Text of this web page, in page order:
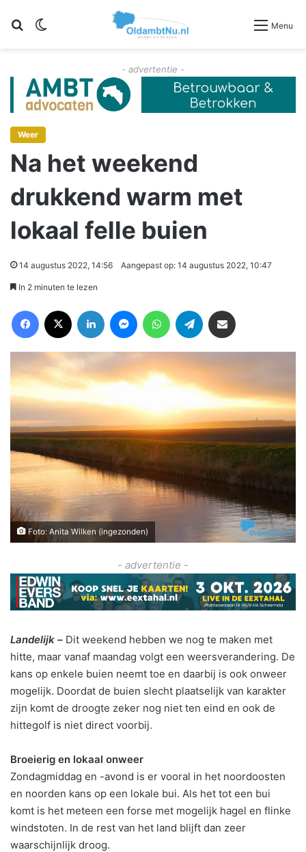
Zoeken Menu
- advertentie -
Weer
Na het weekend
drukkend warm met
lokaal felle buien
14 augustus 2022, 14:56 Aangepast op: 14 augustus 2022, 10:47
In 2 minuten te lezen
Foto: Anita Wilken (ingezonden)
- advertentie -
Landelijk – Dit weekend hebben we nog te maken met
hitte, maar vanaf maandag volgt een weersverandering. De
kans op enkele buien neemt toe en daarbij is ook onweer
mogelijk. Doordat de buien slecht plaatselijk van karakter
zijn komt de droogte zeker nog niet ten eind en ook de
hittegolf is niet direct voorbij.
Broeierig en lokaal onweer
Zondagmiddag en -avond is er vooral in het noordoosten
en noorden kans op een lokale bui. Als het tot een bui
komt is het meteen een forse met mogelijk hagel en flinke
windstoten. In de rest van het land blijft dan zeer
waarschijnlijk droog.